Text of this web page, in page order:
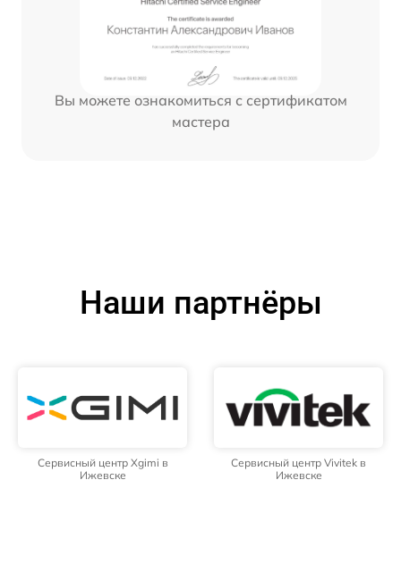
Вы можете ознакомиться с сертификатом
мастера
Наши партнёры
Сервисный центр Xgimi в
Ижевске
Сервисный центр Vivitek в
Ижевске